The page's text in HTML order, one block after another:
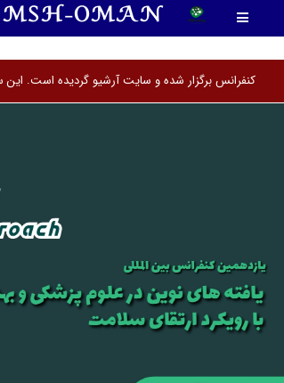
MSH-OMAN
کنفرانس برگزار شده و سایت آرشیو گردیده است. این